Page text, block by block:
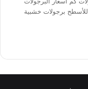
برجولات خشبية